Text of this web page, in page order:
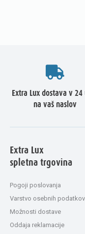
Extra Lux dostava v 24
na vaš naslov
Extra Lux
spletna trgovina
Pogoji poslovanja
Varstvo osebnih podatkov
Možnosti dostave
Oddaja reklamacije